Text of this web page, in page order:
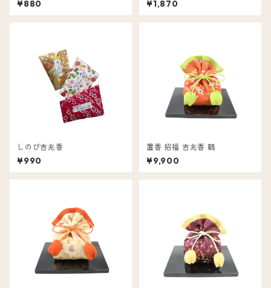
¥880 ¥1,870
しのび吉兆香
¥990
置香 招福 吉兆香 鶴
¥9,900